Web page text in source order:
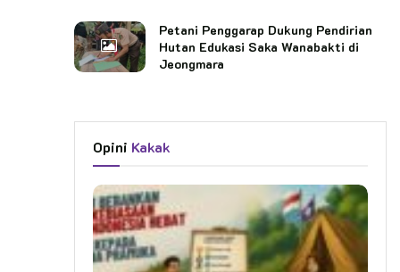
Petani Penggarap Dukung Pendirian
Hutan Edukasi Saka Wanabakti di
Jeongmara
Opini Kakak